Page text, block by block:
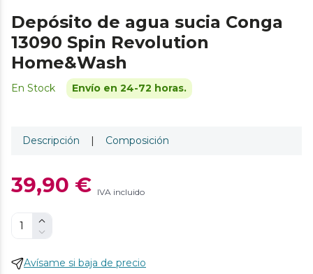
Depósito de agua sucia Conga
13090 Spin Revolution
Home&Wash
En Stock Envío en 24-72 horas.
Descripción | Composición
39,90 € IVA incluido
Avísame si baja de precio